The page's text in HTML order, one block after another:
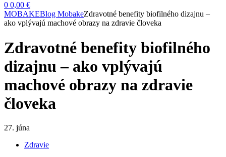
0 0,00 €
MOBAKEBlog MobakeZdravotné benefity biofilného dizajnu –
ako vplývajú machové obrazy na zdravie človeka
Zdravotné benefity biofilného
dizajnu – ako vplývajú
machové obrazy na zdravie
človeka
27. júna
Zdravie